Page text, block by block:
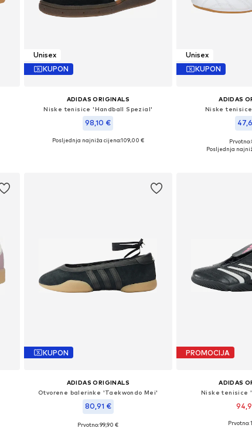
Unisex
KUPON
ADIDAS ORIGINALS
Niske tenisice 'Handball Spezial'
98,10 €
Dostupno u više veličina
Posljednja najniža cijena:109,00 €
Unisex
KUPON
ADIDAS
Niske
Dostupno u
Prvotno:
Posljednja
KUPON
ADIDAS ORIGINALS
Otvorene balerinke 'Taekwondo Mei'
80,91 €
Prvotno: 99,90 €
PROMOCIJA
ADIDAS
Niske tenisice
Prvotno: